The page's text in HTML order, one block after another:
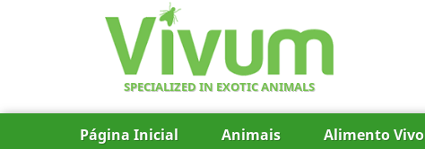
SPECIALIZED IN EXOTIC ANIMALS
Página Inicial Animais Alimento Vivo